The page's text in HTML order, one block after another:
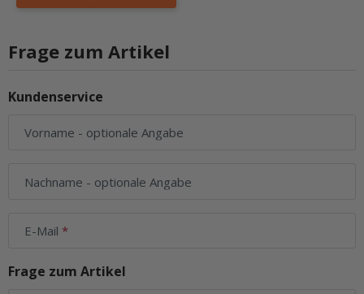
Frage zum Artikel
Kundenservice
Vorname - optionale Angabe
Nachname - optionale Angabe
E-Mail
Frage zum Artikel